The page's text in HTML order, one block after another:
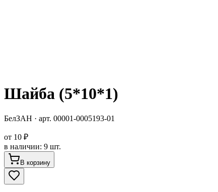
Шайба (5*10*1)
БелЗАН · арт. 00001-0005193-01
от 10 ₽
в наличии: 9 шт.
В корзину